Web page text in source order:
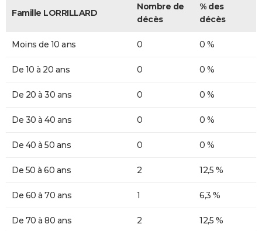
Famille LORRILLARD
Nombre de
décès
% des
décès
Moins de 10 ans 0 0 %
De 10 à 20 ans 0 0 %
De 20 à 30 ans 0 0 %
De 30 à 40 ans 0 0 %
De 40 à 50 ans 0 0 %
De 50 à 60 ans 2 12,5 %
De 60 à 70 ans 1 6,3 %
De 70 à 80 ans 2 12,5 %